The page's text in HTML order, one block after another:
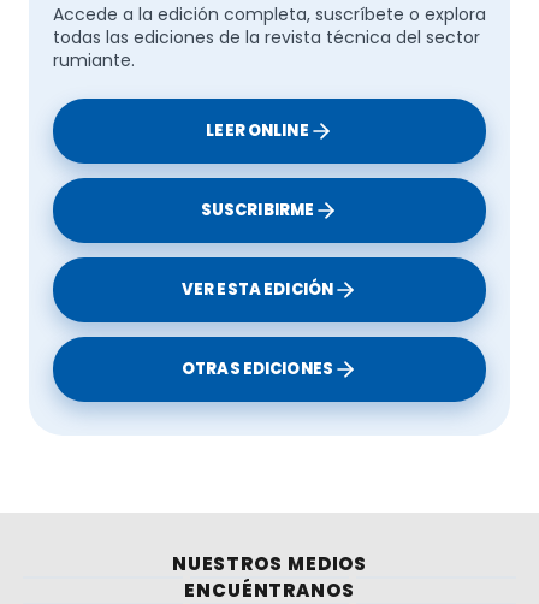
Accede a la edición completa, suscríbete o explora
todas las ediciones de la revista técnica del sector
rumiante.
LEER ONLINE
SUSCRIBIRME
VER ESTA EDICIÓN
OTRAS EDICIONES
NUESTROS MEDIOS
ENCUÉNTRANOS